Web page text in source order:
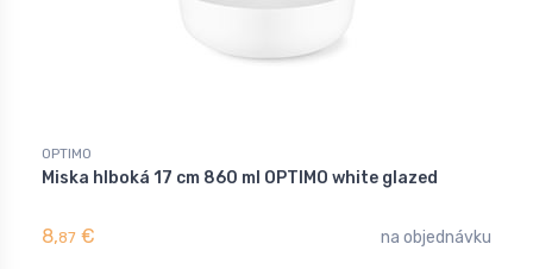
OPTIMO
Miska hlboká 17 cm 860 ml OPTIMO white glazed
8,87 € na objednávku